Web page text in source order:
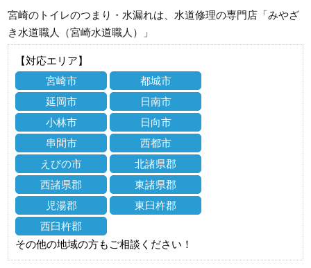
宮崎のトイレのつまり・水漏れは、水道修理の専門店「みやざ
き水道職人（宮崎水道職人）」
【対応エリア】
宮崎市
都城市
延岡市
日南市
小林市
日向市
串間市
西都市
えびの市
北諸県郡
西諸県郡
東諸県郡
児湯郡
東臼杵郡
西臼杵郡
その他の地域の方もご相談ください！